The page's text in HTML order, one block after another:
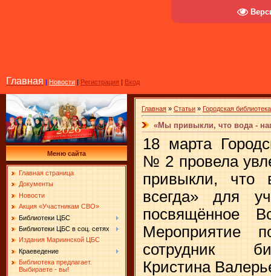
Главная | Новости | Регистрация | Вход
Меню сайта
Главная страница
Документы
Новости
Акция «Участникам СВО»
Библиотеки ЦБС
Библиотеки ЦБС в соц. сетях
Издания Мариинской ЦБС
Краеведение
Библиотека предлагает.
Выбираете - вы!
Главная » Статьи » Городская
«Мы привыкли, что вода -
18 марта
№ 2 провела
привыкли, что
всегда» для
посвящённое
Мероприятие
сотрудник
Кристина